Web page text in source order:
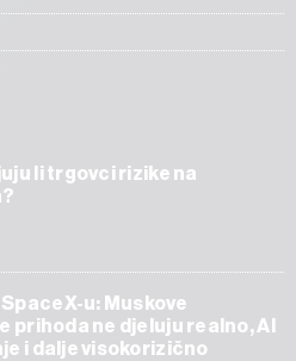
li trgovci rizike na
u: Muskove
prihoda ne djeluju realno, AI
i dalje visokorizično